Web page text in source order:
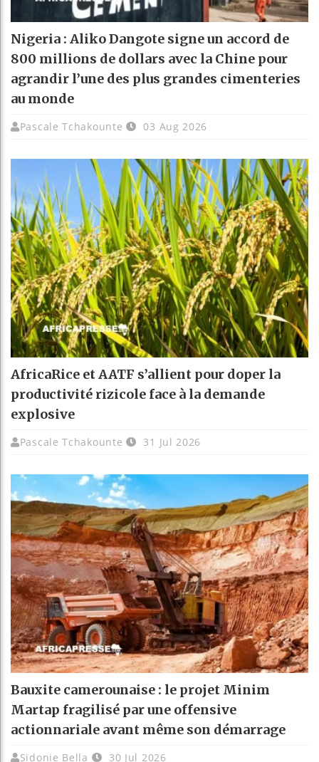
Nigeria : Aliko Dangote signe un accord de
800 millions de dollars avec la Chine pour
agrandir l’une des plus grandes cimenteries
au monde
Pascale Tchakounte 03 Aug 2026
AfricaRice et AATF s’allient pour doper la
productivité rizicole face à la demande
explosive
Pascale Tchakounte 31 Jul 2026
Bauxite camerounaise : le projet Minim
Martap fragilisé par une offensive
actionnariale avant même son démarrage
Sidonie Bella 30 Jul 2026